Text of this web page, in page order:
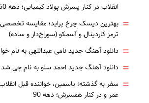
انقلاب در کنار پسرش پولاد کیمیایی؛ دهه 60
= بهترین دیسک چرخ پراید؛ مقایسه
ترمز کاردینال و آسمکو (سوراخ‌دار و ساده)
= دانلود آهنگ جدید نامی عبداللهی به نام
= دانلود آهنگ جدید احمد سلو به نام چی شد
= سفر به گذشته؛ یاسمین، خواننده قبل
عمر و در کنار همسرش؛ دهه 90